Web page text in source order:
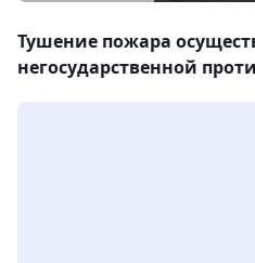
Тушение пожара
негосударственной